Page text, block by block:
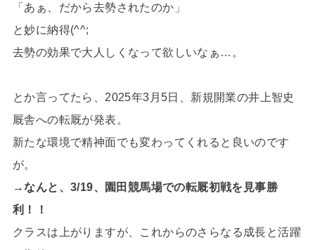
「あぁ、だから去勢されたのか」
と妙に納得(^^;
去勢の効果で大人しくなって欲しいなぁ…。
とか言ってたら、2025年3月5日、新規開業の井上智史
厩舎への転厩が発表。
新たな環境で精神面でも変わってくれると良いのです
が。
→なんと、3/19、園田競馬場での転厩初戦を見事勝
利！！
クラスは上がりますが、これからのさらなる成長と活躍